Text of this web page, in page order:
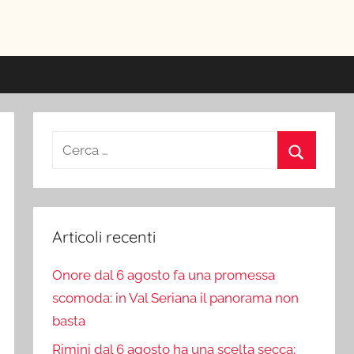
Ricerca
Articoli recenti
Onore dal 6 agosto fa una promessa
scomoda: in Val Seriana il panorama non
basta
Rimini dal 6 agosto ha una scelta secca: